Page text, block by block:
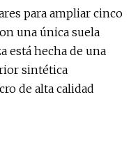
para ampliar cinco
una única suela
está hecha de una
sintética
de alta calidad